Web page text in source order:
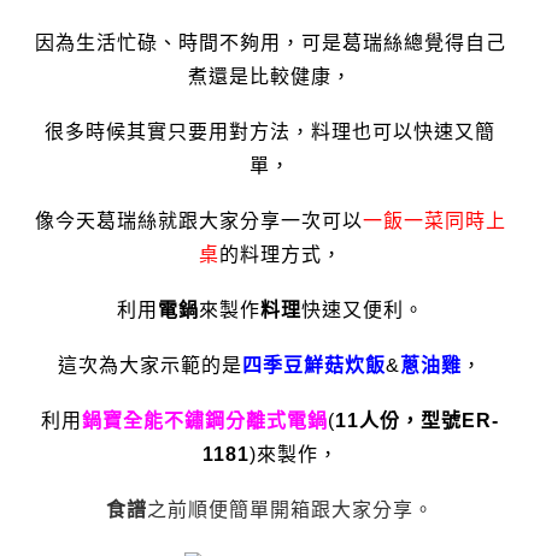
因為生活忙碌、時間不夠用，可是葛瑞絲總覺得自己
煮還是比較健康，
很多時候其實只要用對方法，料理也可以快速又簡
單，
像今天葛瑞絲就跟大家分享一次可以一飯一菜同時上
桌的料理方式，
利用 電鍋來製作料理快速又便利。
這次為大家示範的是 四季豆鮮菇炊飯& 蔥油雞 ，
利用 鍋寶全能不鏽鋼分離式電鍋(11人份，型號ER-
1181)來製作，
食譜之前順便簡單開箱跟大家分享。